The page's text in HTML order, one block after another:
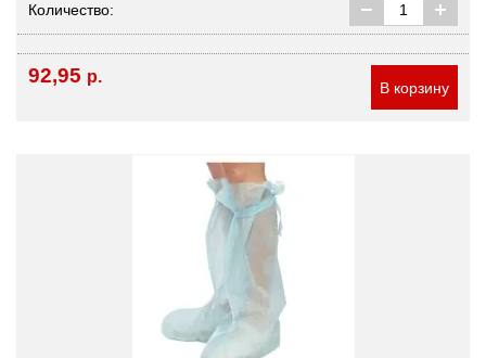
Количество:
92,95 р.
В корзину